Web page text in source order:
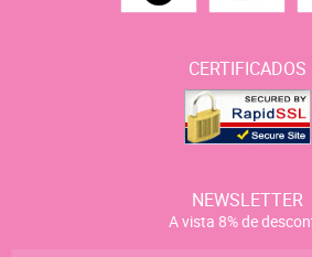
CERTIFICADOS
NEWSLETTER
A vista 8% de